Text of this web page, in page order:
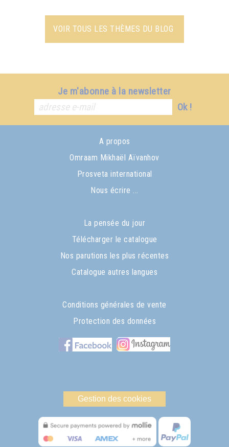
VOIR TOUS LES THÈMES DU BLOG
Je m'abonne à la newsletter
Ok !
A propos
Omraam Mikhaël Aïvanhov
Prosveta international
Nous écrire ...
La pensée du jour
Télécharger le catalogue
Nos parutions les plus récentes
Catalogue autres langues
Conditions générales de vente
Protection des données
Gestion des cookies